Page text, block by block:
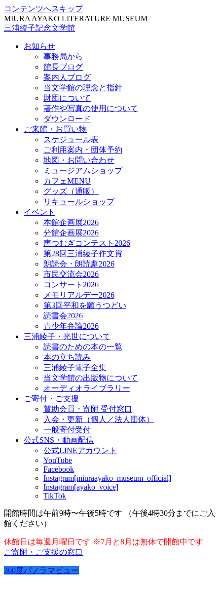
コンテンツへスキップ
MIURA AYAKO LITERATURE MUSEUM
三浦綾子記念文学館
お知らせ
事務局から
館長ブログ
案内人ブログ
当文学館の理念と指針
財団について
著作や写真の使用について
ダウンロード
ご来館・お買い物
スケジュール表
ご利用案内・団体予約
地図・お問い合わせ
ミュージアムショップ
カフェMENU
グッズ（通販）
リキュールショップ
イベント
本館企画展2026
分館企画展2026
声つむぎコンテスト2026
第28回三浦綾子作文賞
朗読会・朗読劇2026
市民交流会2026
コンサート2026
メモリアルデー2026
第3回平和を願うつどい
読書会2026
青少年弁論2026
三浦綾子・光世について
読書のための本の一覧
本の立ち読み
三浦綾子電子全集
当文学館の出版物について
オーディオライブラリー
ご寄付・ご支援
賛助会員・寄附 受付窓口
入会・更新（個人／法人団体）
一般寄付受付
公式SNS・動画配信
公式LINEアカウント
YouTube
Facebook
Instagram[miuraayako_museum_official]
Instagram[ayako_voice]
TikTok
開館時間は午前9時〜午後5時です （午後4時30分までにご入
館ください）
休館日は毎週月曜日です ※7月と8月は無休で開館中です
ご寄附・ご支援の窓口
360度パノラマビュー